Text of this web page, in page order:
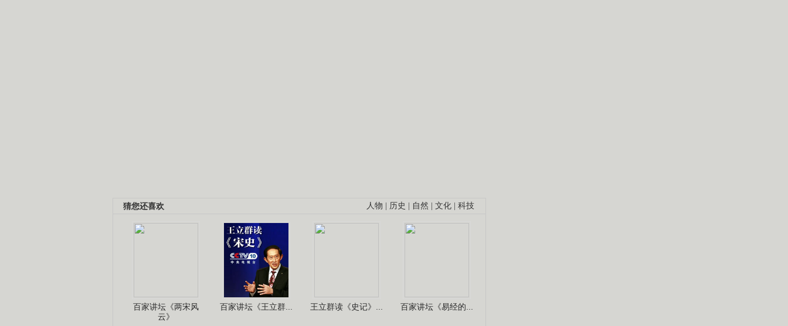
人物 历史 自然 文化 科技
猜您还喜欢
百家讲坛《两宋风
云》
百家讲坛《王立群... 王立群读《史记》... 百家讲坛《易经的...